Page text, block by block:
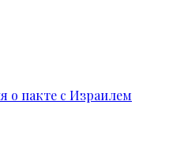
о пакте с Израилем